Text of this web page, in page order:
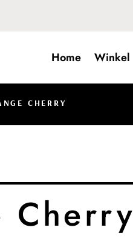
Home Winkel
CHERRY
Cherry